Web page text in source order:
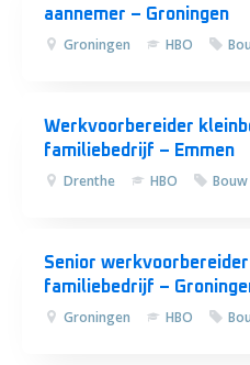
aannemer – Groningen
Groningen HBO
Werkvoorbereider
familiebedrijf – Emmen
Drenthe HBO Bouw
Senior
familiebedrijf –
Groningen HBO